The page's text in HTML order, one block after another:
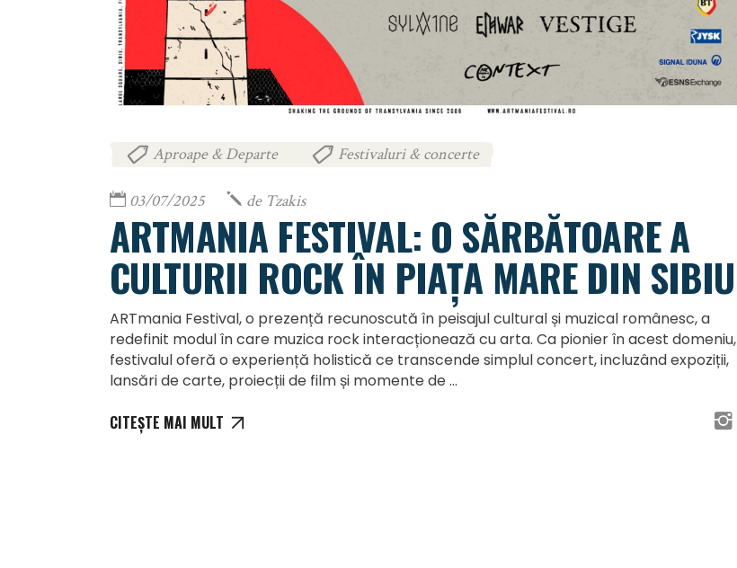
Aproape & Departe Festivaluri & concerte
03/07/2025 de Tzakis
ARTMANIA FESTIVAL: O SĂRBĂTOARE A
CULTURII ROCK ÎN PIAȚA MARE DIN SIBIU
ARTmania Festival, o prezență recunoscută în peisajul cultural și muzical românesc, a
redefinit modul în care muzica rock interacționează cu arta. Ca pionier în acest domeniu,
festivalul oferă o experiență holistică ce transcende simplul concert, incluzând expoziții,
lansări de carte, proiecții de film și momente de
CITEȘTE MAI MULT